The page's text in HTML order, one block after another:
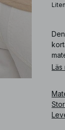
Liten
Läs